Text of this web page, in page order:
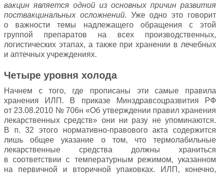
вакцин является одной из основных причин развития
поствакцинальных осложнений. Уже одно это говорит
о важности темы надлежащего обращения с этой
группой препаратов на всех производственных,
логистических этапах, а также при хранении в лечебных
и аптечных учреждениях.
Четыре уровня холода
Начнем с того, где прописаны эти самые правила
хранения ИЛП. В приказе Минздравсоцразвития РФ
от 23.08.2010 № 706н «Об утверждении правил хранения
лекарственных средств» они ни разу не упоминаются.
В п. 32 этого нормативно-правового акта содержится
лишь общее указание о том, что термолабильные
лекарственные средства должны храниться
в соответствии с температурным режимом, указанном
на первичной и вторичной упаковках. ИЛП, конечно,